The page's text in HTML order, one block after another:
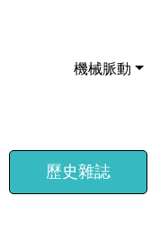
機械脈動
歷史雜誌